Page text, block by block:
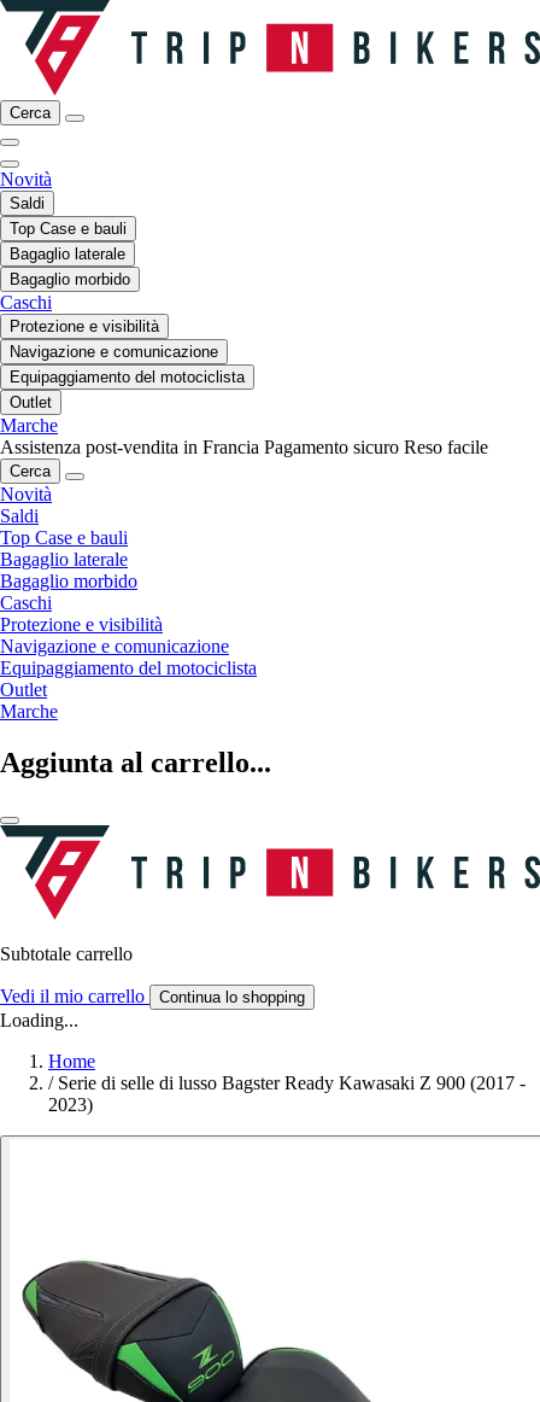
Cerca
Novità
Saldi
Top Case e bauli
Bagaglio laterale
Bagaglio morbido
Caschi
Protezione e visibilità
Navigazione e comunicazione
Equipaggiamento del motociclista
Outlet
Marche
Assistenza post-vendita in Francia Pagamento sicuro Reso facile
Cerca
Novità
Saldi
Top Case e bauli
Bagaglio laterale
Bagaglio morbido
Caschi
Protezione e visibilità
Navigazione e comunicazione
Equipaggiamento del motociclista
Outlet
Marche
Aggiunta al carrello...
Subtotale carrello
Vedi il mio carrello Continua lo shopping
Loading...
Home
/ Serie di selle di lusso Bagster Ready Kawasaki Z 900 (2017 -
2023)